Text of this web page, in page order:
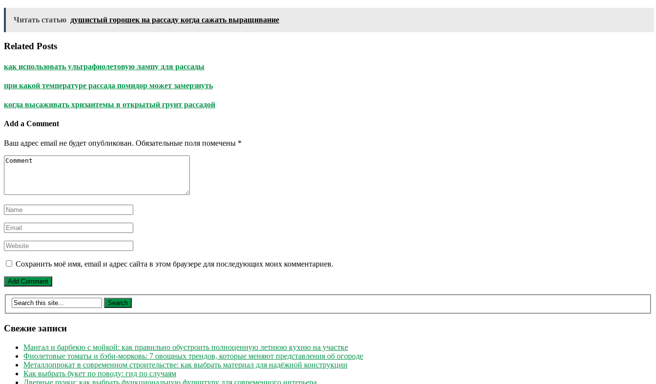
Читать статью душистый горошек на рассаду когда сажать выращивание
Related Posts
как использовать ультрафиолетовую лампу для рассады
при какой температуре рассада помидор может замерзнуть
когда высаживать хризантемы в открытый грунт рассадой
Add a Comment
Ваш адрес email не будет опубликован. Обязательные поля помечены *
Сохранить моё имя, email и адрес сайта в этом браузере для последующих моих комментариев.
Свежие записи
Мангал и барбекю с мойкой: как правильно обустроить полноценную летнюю кухню на участке
Фиолетовые томаты и бэби-морковь: 7 овощных трендов, которые меняют представления об огороде
Металлопрокат в современном строительстве: как выбрать материал для надёжной конструкции
Как выбрать букет по поводу: гид по случаям
Дверные ручки: как выбрать функциональную фурнитуру для современного интерьера